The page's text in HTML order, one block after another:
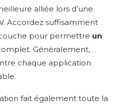
alliée lors d’une
Accordez suffisamment
pour permettre un
Généralement,
chaque application
fait également toute la